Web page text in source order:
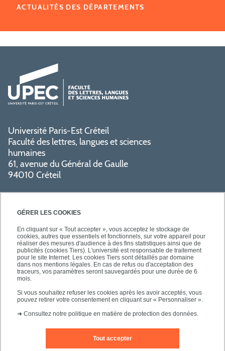
GÉRER LES COOKIES
En cliquant sur « Tout accepter », vous acceptez le stockage de
cookies, autres que essentiels et fonctionnels, sur votre appareil pour
réaliser des mesures d'audience à des fins statistiques ainsi que de
publicités (cookies Tiers). L'université est responsable de traitement
pour le site Internet. Les cookies Tiers sont détaillés par domaine
dans nos mentions légales. En cas de refus ou d'acceptation des
traceurs, vos paramètres seront sauvegardés pour une durée de 6
mois.
Si vous souhaitez refuser les cookies après les avoir acceptés, vous
pouvez retirer votre consentement en cliquant sur « Personnaliser ».
➜ Consultez notre politique en matière de protection des données.
Tout accepter
ACTUALITÉS DES DÉPARTEMENTS
Université Paris-Est Créteil
Faculté des lettres, langues et sciences
humaines
61, avenue du Général de Gaulle
94010 Créteil
PRATIQUE
NOS FORMATIONS
Nous contacter